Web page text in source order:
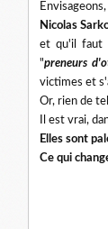
Nicolas
et qu'il faut
"preneurs
victimes et
Or, rien de
Il est vrai,
Elles sont
Ce qui